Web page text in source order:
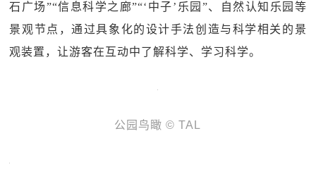
石广场”“信息科学之廊”“‘中子’乐园”、自然认知乐园等
景观节点，通过具象化的设计手法创造与科学相关的景
观装置，让游客在互动中了解科学、学习科学。
公园鸟瞰 © TAL